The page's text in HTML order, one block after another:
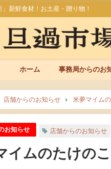
」新鮮食材！お土産・贈り物！
ホーム 事務局からのお
店舗からのお知らせ 米夢マイム
お知らせ 店舗からのお知らせ
イムのたけの